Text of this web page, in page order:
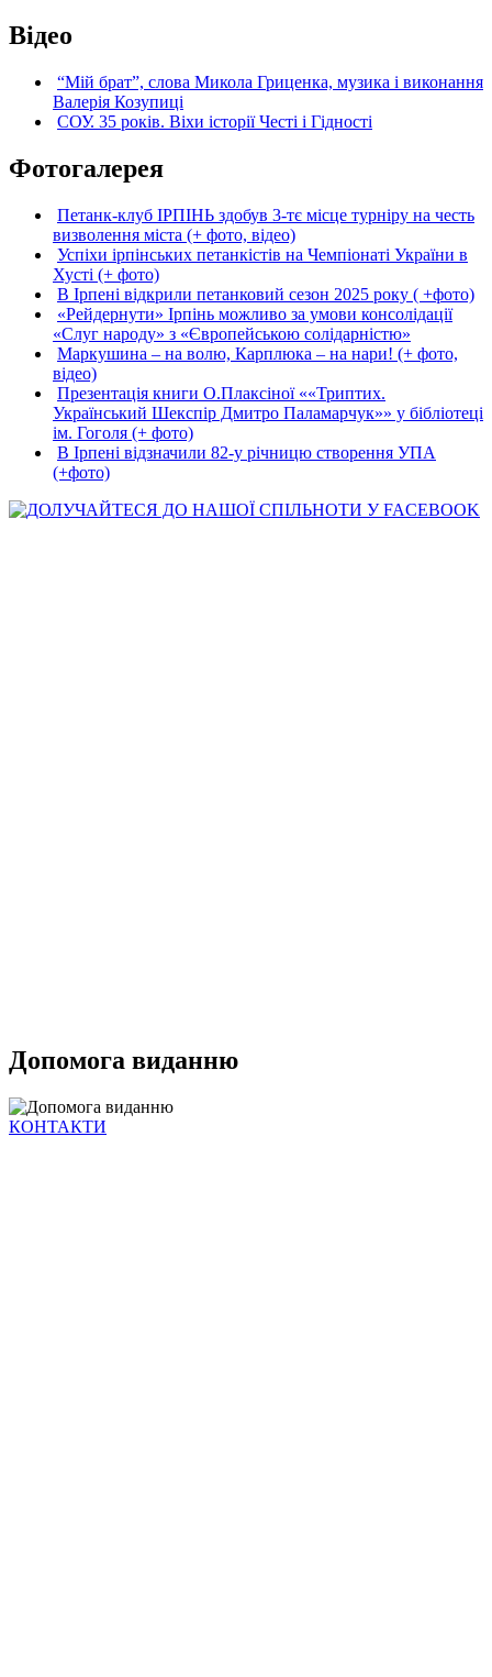
Відео
“Мій брат”, слова Микола Гриценка, музика і виконання
Валерія Козупиці
СОУ. 35 років. Віхи історії Честі і Гідності
Фотогалерея
Петанк-клуб ІРПІНЬ здобув 3-тє місце турніру на честь
визволення міста (+ фото, відео)
Успіхи ірпінських петанкістів на Чемпіонаті України в
Хусті (+ фото)
В Ірпені відкрили петанковий сезон 2025 року ( +фото)
«Рейдернути» Ірпінь можливо за умови консолідації
«Слуг народу» з «Європейською солідарністю»
Маркушина – на волю, Карплюка – на нари! (+ фото,
відео)
Презентація книги О.Плаксіної ««Триптих.
Український Шекспір Дмитро Паламарчук»» у бібліотеці
ім. Гоголя (+ фото)
В Ірпені відзначили 82-у річницю створення УПА
(+фото)
Допомога виданню
КОНТАКТИ